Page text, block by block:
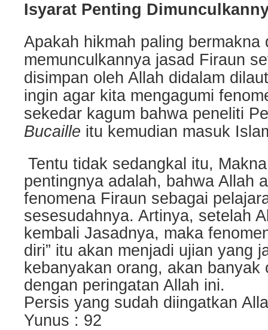
Isyarat Penting
Apakah hikmah paling bermakna
memunculkannya jasad Firaun
disimpan oleh Allah didalam
ingin agar kita mengagumi
sekedar kagum bahwa peneliti
Bucaille itu kemudian masuk
Tentu tidak sedangkal itu,
pentingnya adalah, bahwa Allah
fenomena Firaun sebagai
sesesudahnya. Artinya, setelah
kembali Jasadnya, maka
diri” itu akan menjadi ujian yang
kebanyakan orang, akan banyak
dengan peringatan Allah ini.
Persis yang sudah diingatkan
Yunus : 92